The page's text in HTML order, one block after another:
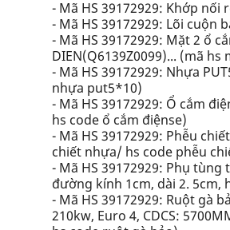
- Mã HS 39172929: Khớp
- Mã HS 39172929: Lõi cuộn
- Mã HS 39172929: Mặt 2 ổ
DIEN(Q6139Z0099)... (mã
- Mã HS 39172929: Nhựa
nhựa put5*10)
- Mã HS 39172929: Ổ cắm
hs code ổ cắm điệnse)
- Mã HS 39172929: Phễu
chiết nhựa/ hs code phễu
- Mã HS 39172929: Phụ
đường kính 1cm, dài 2. 5cm,
- Mã HS 39172929: Ruột gà
210kw, Euro 4, CDCS: